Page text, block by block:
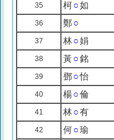
35 柯○如
36 鄭○
37 林○娟
38 黃○銘
39 鄧○怡
40 楊○倫
41 林○有
42 何○瑜